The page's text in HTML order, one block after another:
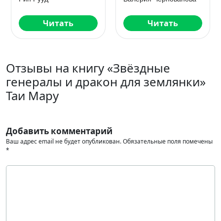
Читать Читать
Отзывы на книгу «Звёздные
генералы и дракон для землянки»
Таи Мару
Добавить комментарий
Ваш адрес email не будет опубликован.Обязательные поля помечены
*